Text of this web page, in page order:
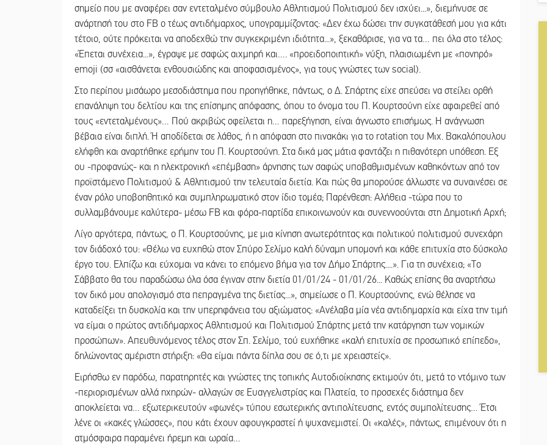
σημείο που με αναφέρει σαν εντεταλμένο σύμβουλο Αθλητισμού Πολιτισμού δεν ισχύει...», διεμήνυσε σε
ανάρτησή του στο FB ο τέως αντιδήμαρχος, υπογραμμίζοντας: «Δεν έχω δώσει την συγκατάθεσή μου για κάτι
τέτοιο, ούτε πρόκειται να αποδεχθώ την συγκεκριμένη ιδιότητα...», ξεκαθάρισε, για να τα… πει όλα στο τέλος:
«Έπεται συνέχεια...», έγραψε με σαφώς αιχμηρή και…. «προειδοποιητική» νύξη, πλαισιωμένη με «πονηρό»
emoji (σσ «αισθάνεται ενθουσιώδης και αποφασισμένος», για τους γνώστες των social).
Στο περίπου μισάωρο μεσοδιάστημα που προηγήθηκε, πάντως, ο Δ. Σπάρτης είχε σπεύσει να στείλει ορθή
επανάληψη του δελτίου και της επίσημης απόφασης, όπου το όνομα του Π. Κουρτσούνη είχε αφαιρεθεί από
τους «εντεταλμένους»… Πού ακριβώς οφείλεται η… παρεξήγηση, είναι άγνωστο επισήμως. Η ανάγνωση
βέβαια είναι διπλή. Ή αποδίδεται σε λάθος, ή η απόφαση στο πινακάκι για το rotation του Μιχ. Βακαλόπουλου
ελήφθη και αναρτήθηκε ερήμην του Π. Κουρτσούνη. Στα δικά μας μάτια φαντάζει η πιθανότερη υπόθεση. Εξ
ου -προφανώς- και η ηλεκτρονική «επέμβαση» άρνησης των σαφώς υποβαθμισμένων καθηκόντων από τον
προϊστάμενο Πολιτισμού & Αθλητισμού την τελευταία διετία. Και πώς θα μπορούσε άλλωστε να συναινέσει σε
έναν ρόλο υποβοηθητικό και συμπληρωματικό στον ίδιο τομέα; Παρένθεση: Αλήθεια -τώρα που το
συλλαμβάνουμε καλύτερα- μέσω FB και φόρα-παρτίδα επικοινωνούν και συνεννοούνται στη Δημοτική Αρχή;
Λίγο αργότερα, πάντως, ο Π. Κουρτσούνης, με μια κίνηση ανωτερότητας και πολιτικού πολιτισμού συνεχάρη
τον διάδοχό του: «Θέλω να ευχηθώ στον Σπύρο Σελίμο καλή δύναμη υπομονή και κάθε επιτυχία στο δύσκολο
έργο του. Ελπίζω και εύχομαι να κάνει το επόμενο βήμα για τον Δήμο Σπάρτης....». Για τη συνέχεια; «Το
Σάββατο θα του παραδώσω όλα όσα έγιναν στην διετία 01/01/24 - 01/01/26... Καθώς επίσης θα αναρτήσω
τον δικό μου απολογισμό στα πεπραγμένα της διετίας...», σημείωσε ο Π. Κουρτσούνης, ενώ θέλησε να
καταδείξει τη δυσκολία και την υπερηφάνεια του αξιώματος: «Ανέλαβα μία νέα αντιδημαρχία και είχα την τιμή
να είμαι ο πρώτος αντιδήμαρχος Αθλητισμού και Πολιτισμού Σπάρτης μετά την κατάργηση των νομικών
προσώπων». Απευθυνόμενος τέλος στον Σπ. Σελίμο, τού ευχήθηκε «καλή επιτυχία σε προσωπικό επίπεδο»,
δηλώνοντας αμέριστη στήριξη: «Θα είμαι πάντα δίπλα σου σε ό,τι με χρειαστείς».
Ειρήσθω εν παρόδω, παρατηρητές και γνώστες της τοπικής Αυτοδιοίκησης εκτιμούν ότι, μετά το ντόμινο των
-περιορισμένων αλλά ηχηρών- αλλαγών σε Ευαγγελιστρίας και Πλατεία, το προσεχές διάστημα δεν
αποκλείεται να… εξωτερικευτούν «φωνές» τύπου εσωτερικής αντιπολίτευσης, εντός συμπολίτευσης… Έτσι
λένε οι «κακές γλώσσες», που κάτι έχουν αφουγκραστεί ή ψυχανεμιστεί. Οι «καλές», πάντως, επιμένουν ότι η
ατμόσφαιρα παραμένει ήρεμη και ωραία…